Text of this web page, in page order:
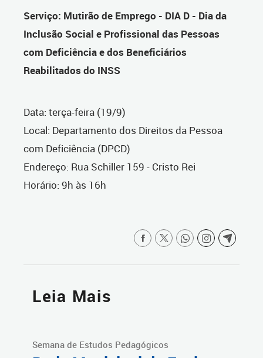
Serviço: Mutirão de Emprego - DIA D - Dia da
Inclusão Social e Profissional das Pessoas
com Deficiência e dos Beneficiários
Reabilitados do INSS
Data: terça-feira (19/9)
Local: Departamento dos Direitos da Pessoa
com Deficiência (DPCD)
Endereço: Rua Schiller 159 - Cristo Rei
Horário: 9h às 16h
Leia Mais
Semana de Estudos Pedagógicos